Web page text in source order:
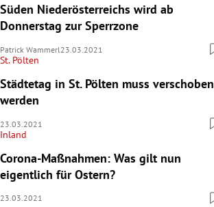
Süden Niederösterreichs wird ab
Donnerstag zur Sperrzone
Patrick Wammerl 23.03.2021
St. Pölten
Städtetag in St. Pölten muss verschoben
werden
23.03.2021
Inland
Corona-Maßnahmen: Was gilt nun
eigentlich für Ostern?
23.03.2021